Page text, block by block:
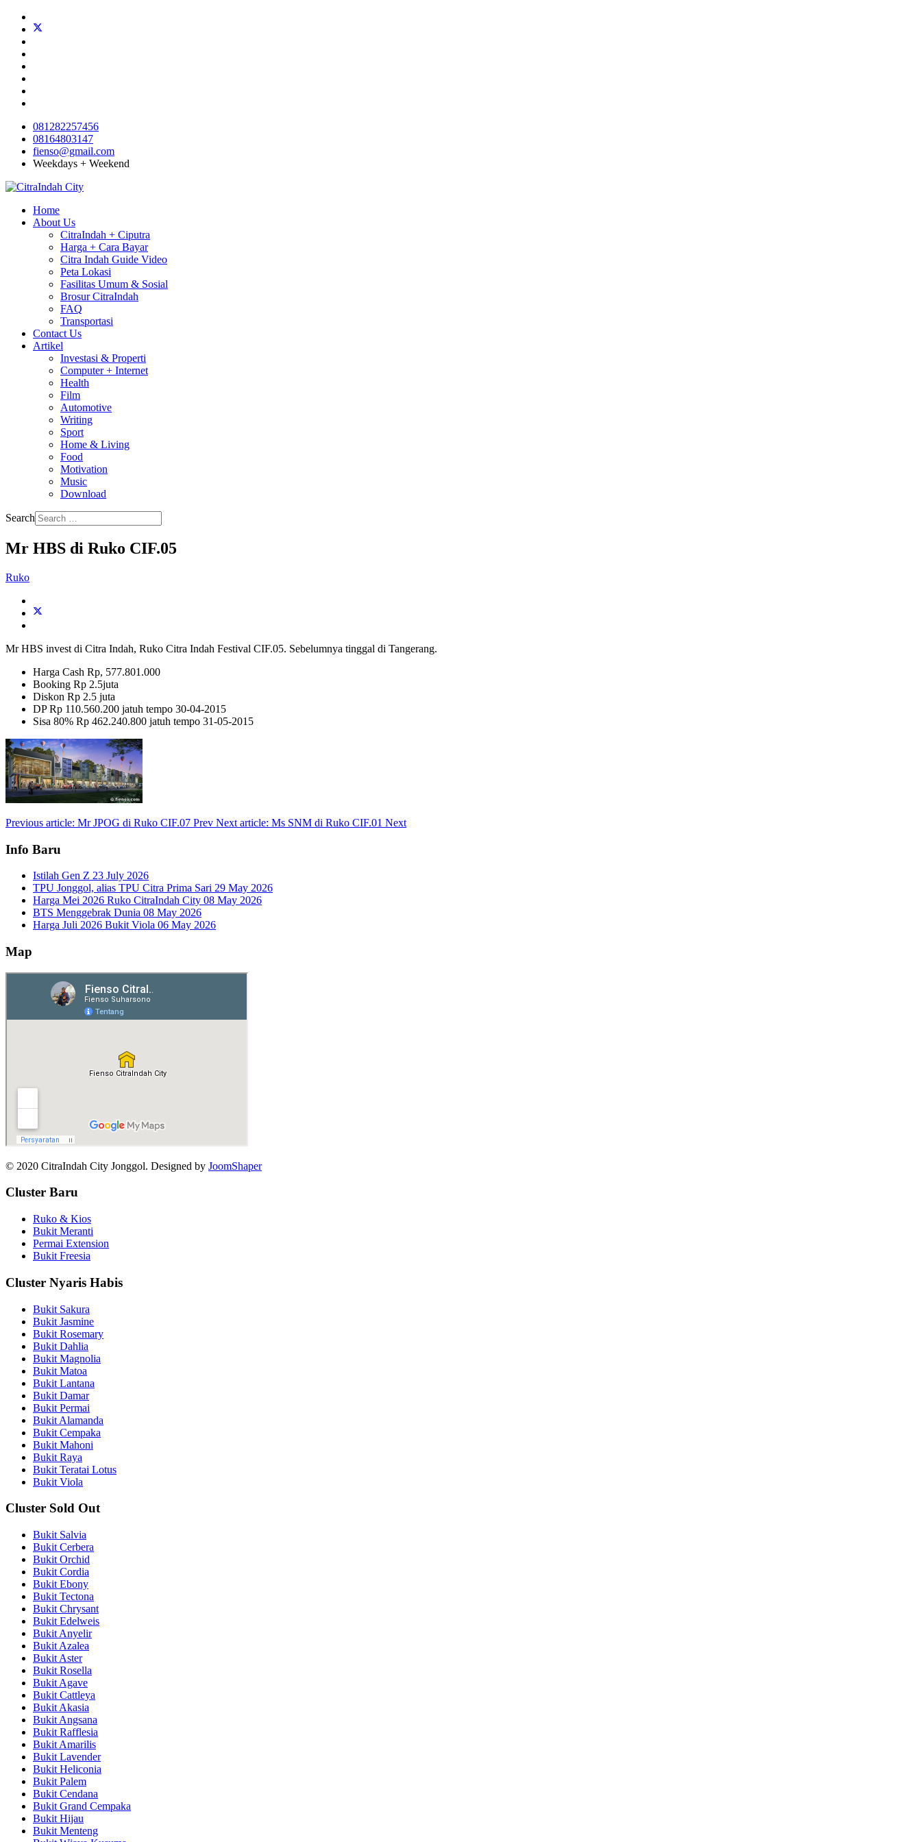
081282257456
08164803147
fienso@gmail.com
Weekdays + Weekend
Home
About Us
CitraIndah + Ciputra
Harga + Cara Bayar
Citra Indah Guide Video
Peta Lokasi
Fasilitas Umum & Sosial
Brosur CitraIndah
FAQ
Transportasi
Contact Us
Artikel
Investasi & Properti
Computer + Internet
Health
Film
Automotive
Writing
Sport
Home & Living
Food
Motivation
Music
Download
Search
Mr HBS di Ruko CIF.05
Ruko
Mr HBS invest di Citra Indah, Ruko Citra Indah Festival CIF.05. Sebelumnya tinggal di Tangerang.
Harga Cash Rp, 577.801.000
Booking Rp 2.5juta
Diskon Rp 2.5 juta
DP Rp 110.560.200 jatuh tempo 30-04-2015
Sisa 80% Rp 462.240.800 jatuh tempo 31-05-2015
Previous article: Mr JPOG di Ruko CIF.07 Prev Next article: Ms SNM di Ruko CIF.01 Next
Info Baru
Istilah Gen Z 23 July 2026
TPU Jonggol, alias TPU Citra Prima Sari 29 May 2026
Harga Mei 2026 Ruko CitraIndah City 08 May 2026
BTS Menggebrak Dunia 08 May 2026
Harga Juli 2026 Bukit Viola 06 May 2026
Map
© 2020 CitraIndah City Jonggol. Designed by JoomShaper
Cluster Baru
Ruko & Kios
Bukit Meranti
Permai Extension
Bukit Freesia
Cluster Nyaris Habis
Bukit Sakura
Bukit Jasmine
Bukit Rosemary
Bukit Dahlia
Bukit Magnolia
Bukit Matoa
Bukit Lantana
Bukit Damar
Bukit Permai
Bukit Alamanda
Bukit Cempaka
Bukit Mahoni
Bukit Raya
Bukit Teratai Lotus
Bukit Viola
Cluster Sold Out
Bukit Salvia
Bukit Cerbera
Bukit Orchid
Bukit Cordia
Bukit Ebony
Bukit Tectona
Bukit Chrysant
Bukit Edelweis
Bukit Anyelir
Bukit Azalea
Bukit Aster
Bukit Rosella
Bukit Agave
Bukit Cattleya
Bukit Akasia
Bukit Angsana
Bukit Rafflesia
Bukit Amarilis
Bukit Lavender
Bukit Heliconia
Bukit Palem
Bukit Cendana
Bukit Grand Cempaka
Bukit Hijau
Bukit Menteng